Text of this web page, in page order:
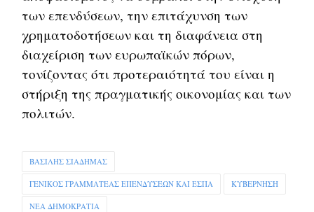
των επενδύσεων, την επιτάχυνση των
χρηματοδοτήσεων και τη διαφάνεια στη
διαχείριση των ευρωπαϊκών πόρων,
τονίζοντας ότι προτεραιότητά του είναι η
στήριξη της πραγματικής οικονομίας και των
πολιτών.
ΒΑΣΙΛΗΣ ΣΙΑΔΗΜΑΣ
ΓΕΝΙΚΟΣ ΓΡΑΜΜΑΤΕΑΣ ΕΠΕΝΔΥΣΕΩΝ ΚΑΙ ΕΣΠΑ ΚΥΒΕΡΝΗΣΗ
ΝΕΑ ΔΗΜΟΚΡΑΤΙΑ